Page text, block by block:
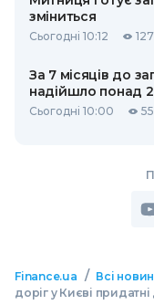
зміниться
Сьогодні 10:12 127
За 7 місяців до
надійшло понад 2
Сьогодні 10:00 55
Finance.ua / Всі
доріг у Києві